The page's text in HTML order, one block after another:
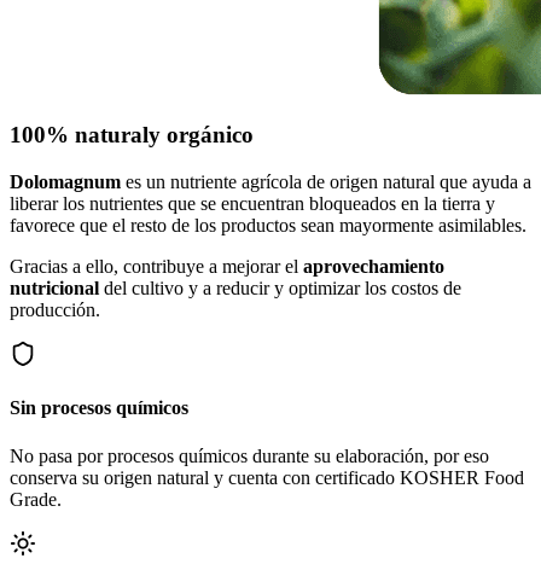
100% naturaly orgánico
Dolomagnum es un nutriente agrícola de origen natural que ayuda a
liberar los nutrientes que se encuentran bloqueados en la tierra y
favorece que el resto de los productos sean mayormente asimilables.
Gracias a ello, contribuye a mejorar el aprovechamiento
nutricional del cultivo y a reducir y optimizar los costos de
producción.
Sin procesos químicos
No pasa por procesos químicos durante su elaboración, por eso
conserva su origen natural y cuenta con certificado KOSHER Food
Grade.